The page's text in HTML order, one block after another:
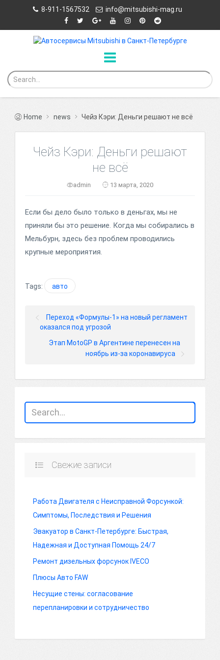
8-911-1567532 info@mitsubishi-mag.ru
Home news Чейз Кэри: Деньги решают не всё
Чейз Кэри: Деньги решают
не всё
admin 13 марта, 2020
Если бы дело было только в деньгах, мы не
приняли бы это решение. Когда мы собирались в
Мельбурн, здесь без проблем проводились
крупные мероприятия.
Tags: авто
Переход «Формулы-1» на новый регламент
оказался под угрозой
Этап MotoGP в Аргентине перенесен на
ноябрь из-за коронавируса
Свежие записи
Работа Двигателя с Неисправной Форсункой:
Симптомы, Последствия и Решения
Эвакуатор в Санкт-Петербурге: Быстрая,
Надежная и Доступная Помощь 24/7
Ремонт дизельных форсунок IVECO
Плюсы Авто FAW
Несущие стены: согласование
перепланировки и сотрудничество